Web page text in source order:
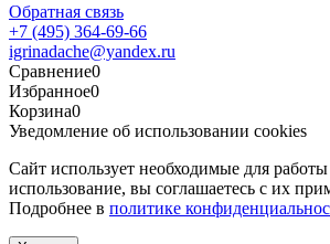
Обратная связь
+7 (495) 364-69-66
igrinadache@yandex.ru
Сравнение0
Избранное0
Корзина0
Уведомление об использовании cookies
Сайт использует необходимые для
использование, вы соглашаетесь с их
Подробнее в политике